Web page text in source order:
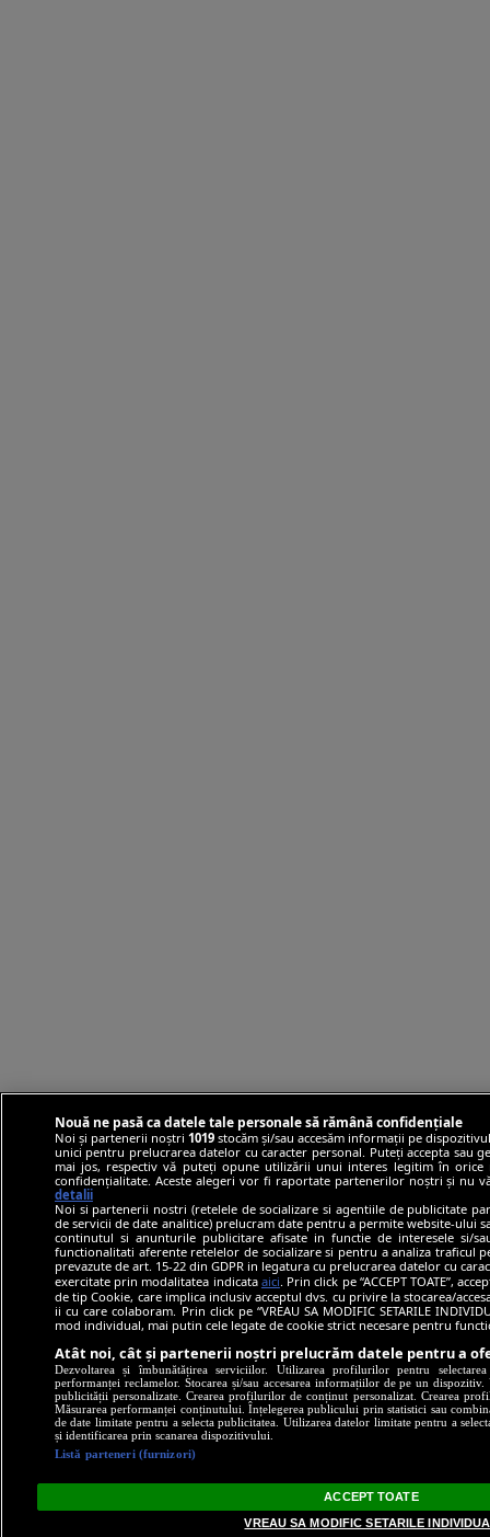
Nouă ne pasă ca datele tale personale să rămână confidențiale
Noi și partenerii noștri 1019stocăm și/sau accesăm informații pe
unici pentru prelucrarea datelor cu caracter personal. Puteți accepta sau
mai jos, respectiv vă puteți opune utilizării unui interes legitim în
confidențialitate. Aceste alegeri vor fi raportate partenerilor noștri și nu
detalii
Noi si partenerii nostri (retelele de socializare si agentiile de publicitate
de servicii de date analitice) prelucram date pentru a permite website-ului
continutul si anunturile publicitare afisate in functie de interesele si/
functionalitati aferente retelelor de socializare si pentru a analiza traficul
prevazute de art. 15-22 din GDPR in legatura cu prelucrarea datelor cu
exercitate prin modalitatea indicata aici . Prin click pe “ACCEPT TOATE”,
de tip Cookie, care implica inclusiv acceptul dvs. cu privire la stocarea/
ii cu care colaboram. Prin click pe “VREAU SA MODIFIC SETARILE
mod individual, mai putin cele legate de cookie strict necesare pentru
Atât noi, cât și partenerii noștri prelucrăm datele pentru a
Dezvoltarea și îmbunătățirea serviciilor. Utilizarea profilurilor pentru
performanței reclamelor. Stocarea și/sau accesarea informațiilor de pe un
publicității personalizate. Crearea profilurilor de conținut personalizat. Crearea
Măsurarea performanței conținutului. Înțelegerea publicului prin statistici sau
de date limitate pentru a selecta publicitatea. Utilizarea datelor limitate pentru a
și identificarea prin scanarea dispozitivului.
Listă parteneri (furnizori)
ACCEPT TOATE
VREAU SA MODIFIC SETARILE